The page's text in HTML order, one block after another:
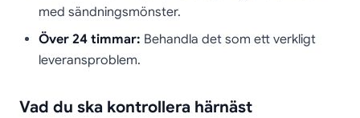
med sändningsmönster.
Över 24 timmar: Behandla det som ett verkligt
leveransproblem.
Vad du ska kontrollera härnäst